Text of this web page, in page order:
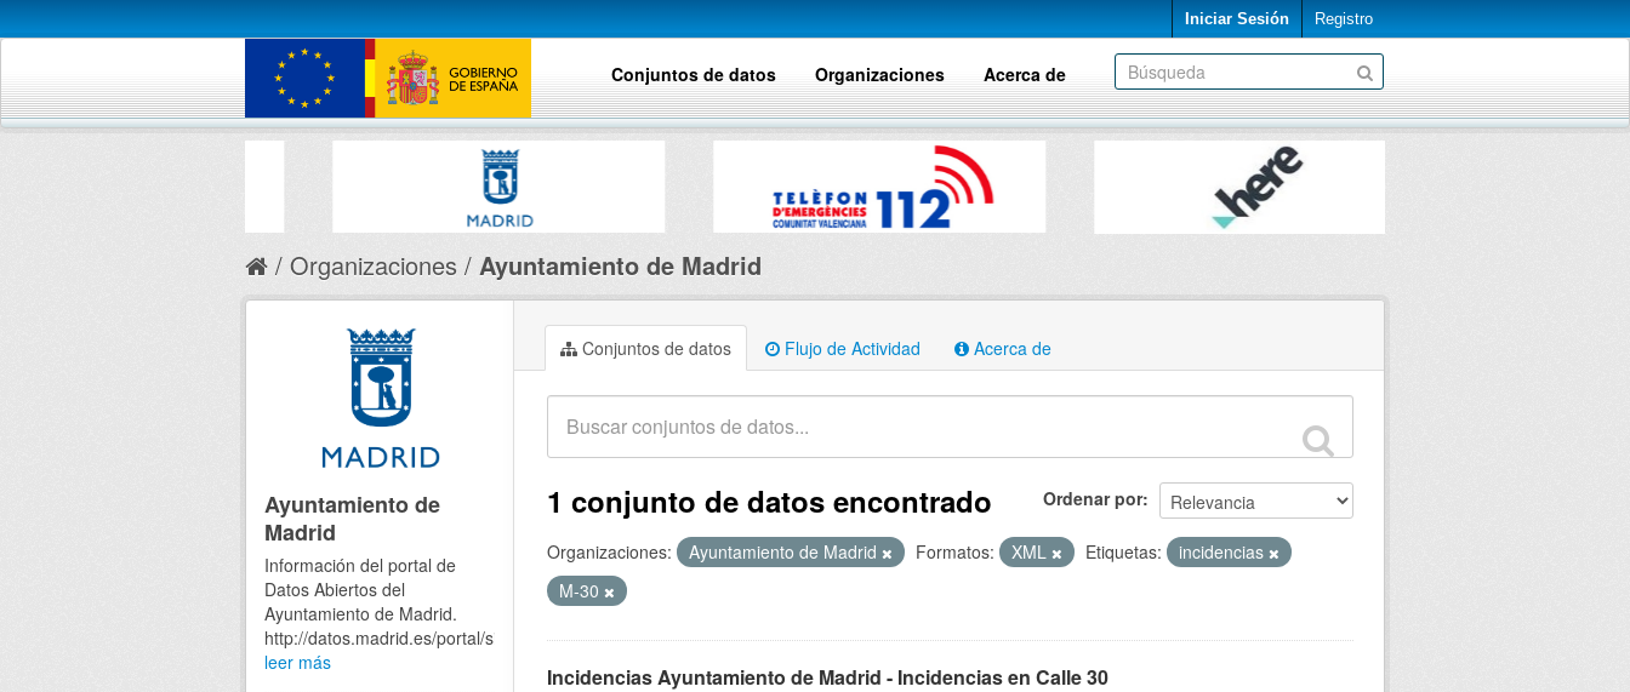
Iniciar Sesión Registro
Conjuntos de datos Organizaciones Acerca de
Organizaciones Ayuntamiento de Madrid
Conjuntos de datos Flujo de Actividad Acerca de
Ordenar por
1 conjunto de datos encontrado
Organizaciones: Ayuntamiento de Madrid Formatos: XML Etiquetas:
incidencias
M-30
Incidencias Ayuntamiento de Madrid - Incidencias en Calle 30
Ayuntamiento de
Madrid
Información del portal de
Datos Abiertos del
Ayuntamiento de Madrid.
http://datos.madrid.es/portal/site/egob
leer más